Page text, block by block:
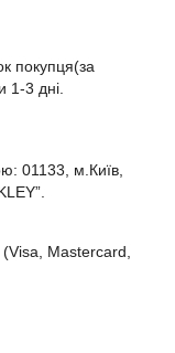
покупця(за
1-3 дні.
01133, м.Київ,
Mastercard,